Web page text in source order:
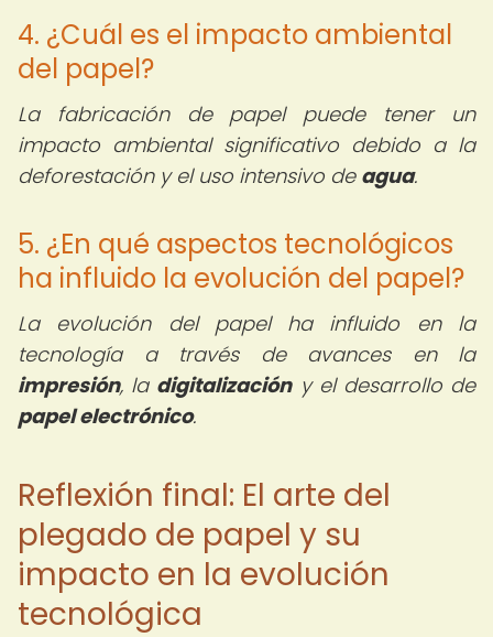
4. ¿Cuál es el impacto ambiental
del papel?
La fabricación de papel puede tener un
impacto ambiental significativo debido a la
deforestación y el uso intensivo de agua.
5. ¿En qué aspectos tecnológicos
ha influido la evolución del papel?
La evolución del papel ha influido en la
tecnología a través de avances en la
impresión, la digitalizacióny el desarrollo de
papel electrónico.
Reflexión final: El arte del
plegado de papel y su
impacto en la evolución
tecnológica